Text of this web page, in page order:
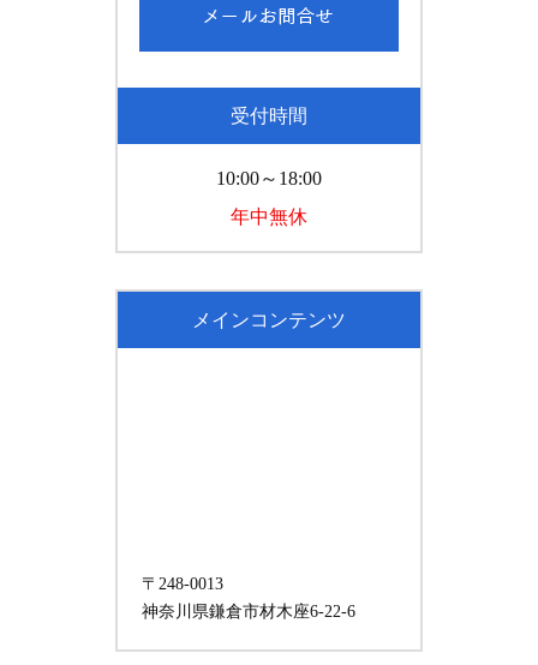
受付時間
10:00～18:00
年中無休
メインコンテンツ
〒248-0013
神奈川県鎌倉市材木座6-22-6